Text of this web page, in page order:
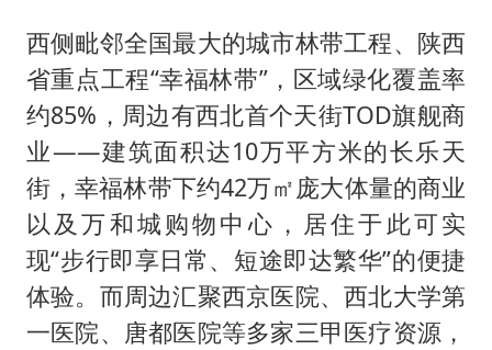
西侧毗邻全国最大的城市林带工程、陕西
省重点工程“幸福林带”，区域绿化覆盖率
约85%，周边有西北首个天街TOD旗舰商
业——建筑面积达10万平方米的长乐天
街，幸福林带下约42万㎡庞大体量的商业
以及万和城购物中心，居住于此可实
现“步行即享日常、短途即达繁华”的便捷
体验。而周边汇聚西京医院、西北大学第
一医院、唐都医院等多家三甲医疗资源，